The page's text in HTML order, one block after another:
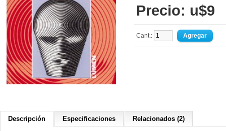
Precio: u$9
Cant.:
Descripción Especificaciones Relacionados (2)